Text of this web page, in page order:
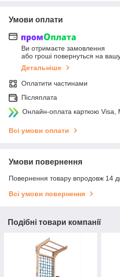
Умови оплати
Ви отримаєте замовлення
або гроші повернуться на
Детальніше
Оплатити частинами
Післяплата
Онлайн-оплата карткою Visa,
Всі умови оплати
Умови повернення
Повернення товару впродовж 14
Всі умови повернення
Подібні товари компанії